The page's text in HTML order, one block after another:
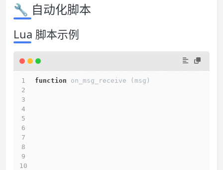
🔧 自动化脚本
Lua 脚本示例
function on_msg_receive (msg)